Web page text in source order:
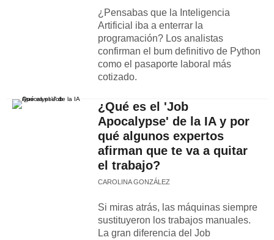
¿Pensabas que la Inteligencia
Artificial iba a enterrar la
programación? Los analistas
confirman el bum definitivo de Python
como el pasaporte laboral más
cotizado.
¿Qué es el 'Job
Apocalypse' de la IA y por
qué algunos expertos
afirman que te va a quitar
el trabajo?
CAROLINA GONZÁLEZ
Si miras atrás, las máquinas siempre
sustituyeron los trabajos manuales.
La gran diferencia del Job